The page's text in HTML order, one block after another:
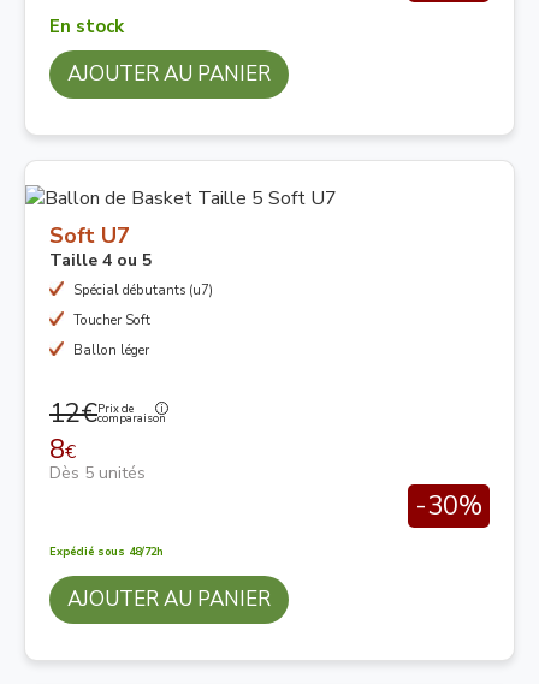
En stock
AJOUTER AU PANIER
Soft U7
Taille 4 ou 5
Spécial débutants (u7)
Toucher Soft
Ballon léger
12€Prix de
comparaison
8€
Dès 5 unités
-30%
Expédié sous 48/72h
AJOUTER AU PANIER